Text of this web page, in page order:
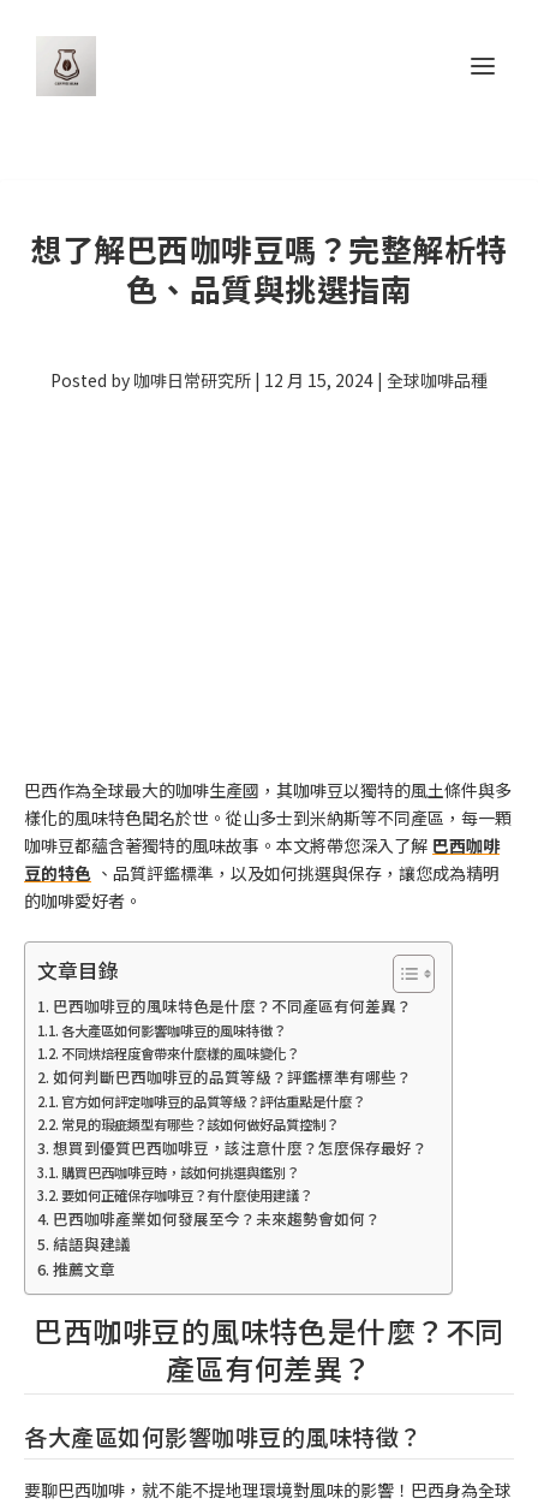
想了解巴西咖啡豆嗎？完整解析特
色、品質與挑選指南
Posted by 咖啡日常研究所 | 12 月 15, 2024 | 全球咖啡品種
巴西作為全球最大的咖啡生產國，其咖啡豆以獨特的風土條件與多
樣化的風味特色聞名於世。從山多士到米納斯等不同產區，每一顆
咖啡豆都蘊含著獨特的風味故事。本文將帶您深入了解 巴西咖啡
豆的特色 、品質評鑑標準，以及如何挑選與保存，讓您成為精明
的咖啡愛好者。
文章目錄
巴西咖啡豆的風味特色是什麼？不同產區有何差異？
各大產區如何影響咖啡豆的風味特徵？
不同烘焙程度會帶來什麼樣的風味變化？
如何判斷巴西咖啡豆的品質等級？評鑑標準有哪些？
官方如何評定咖啡豆的品質等級？評估重點是什麼？
常見的瑕疵類型有哪些？該如何做好品質控制？
想買到優質巴西咖啡豆，該注意什麼？怎麼保存最好？
購買巴西咖啡豆時，該如何挑選與鑑別？
要如何正確保存咖啡豆？有什麼使用建議？
巴西咖啡產業如何發展至今？未來趨勢會如何？
結語與建議
推薦文章
巴西咖啡豆的風味特色是什麼？不同
產區有何差異？
各大產區如何影響咖啡豆的風味特徵？
要聊巴西咖啡，就不能不提地理環境對風味的影響！巴西身為全球